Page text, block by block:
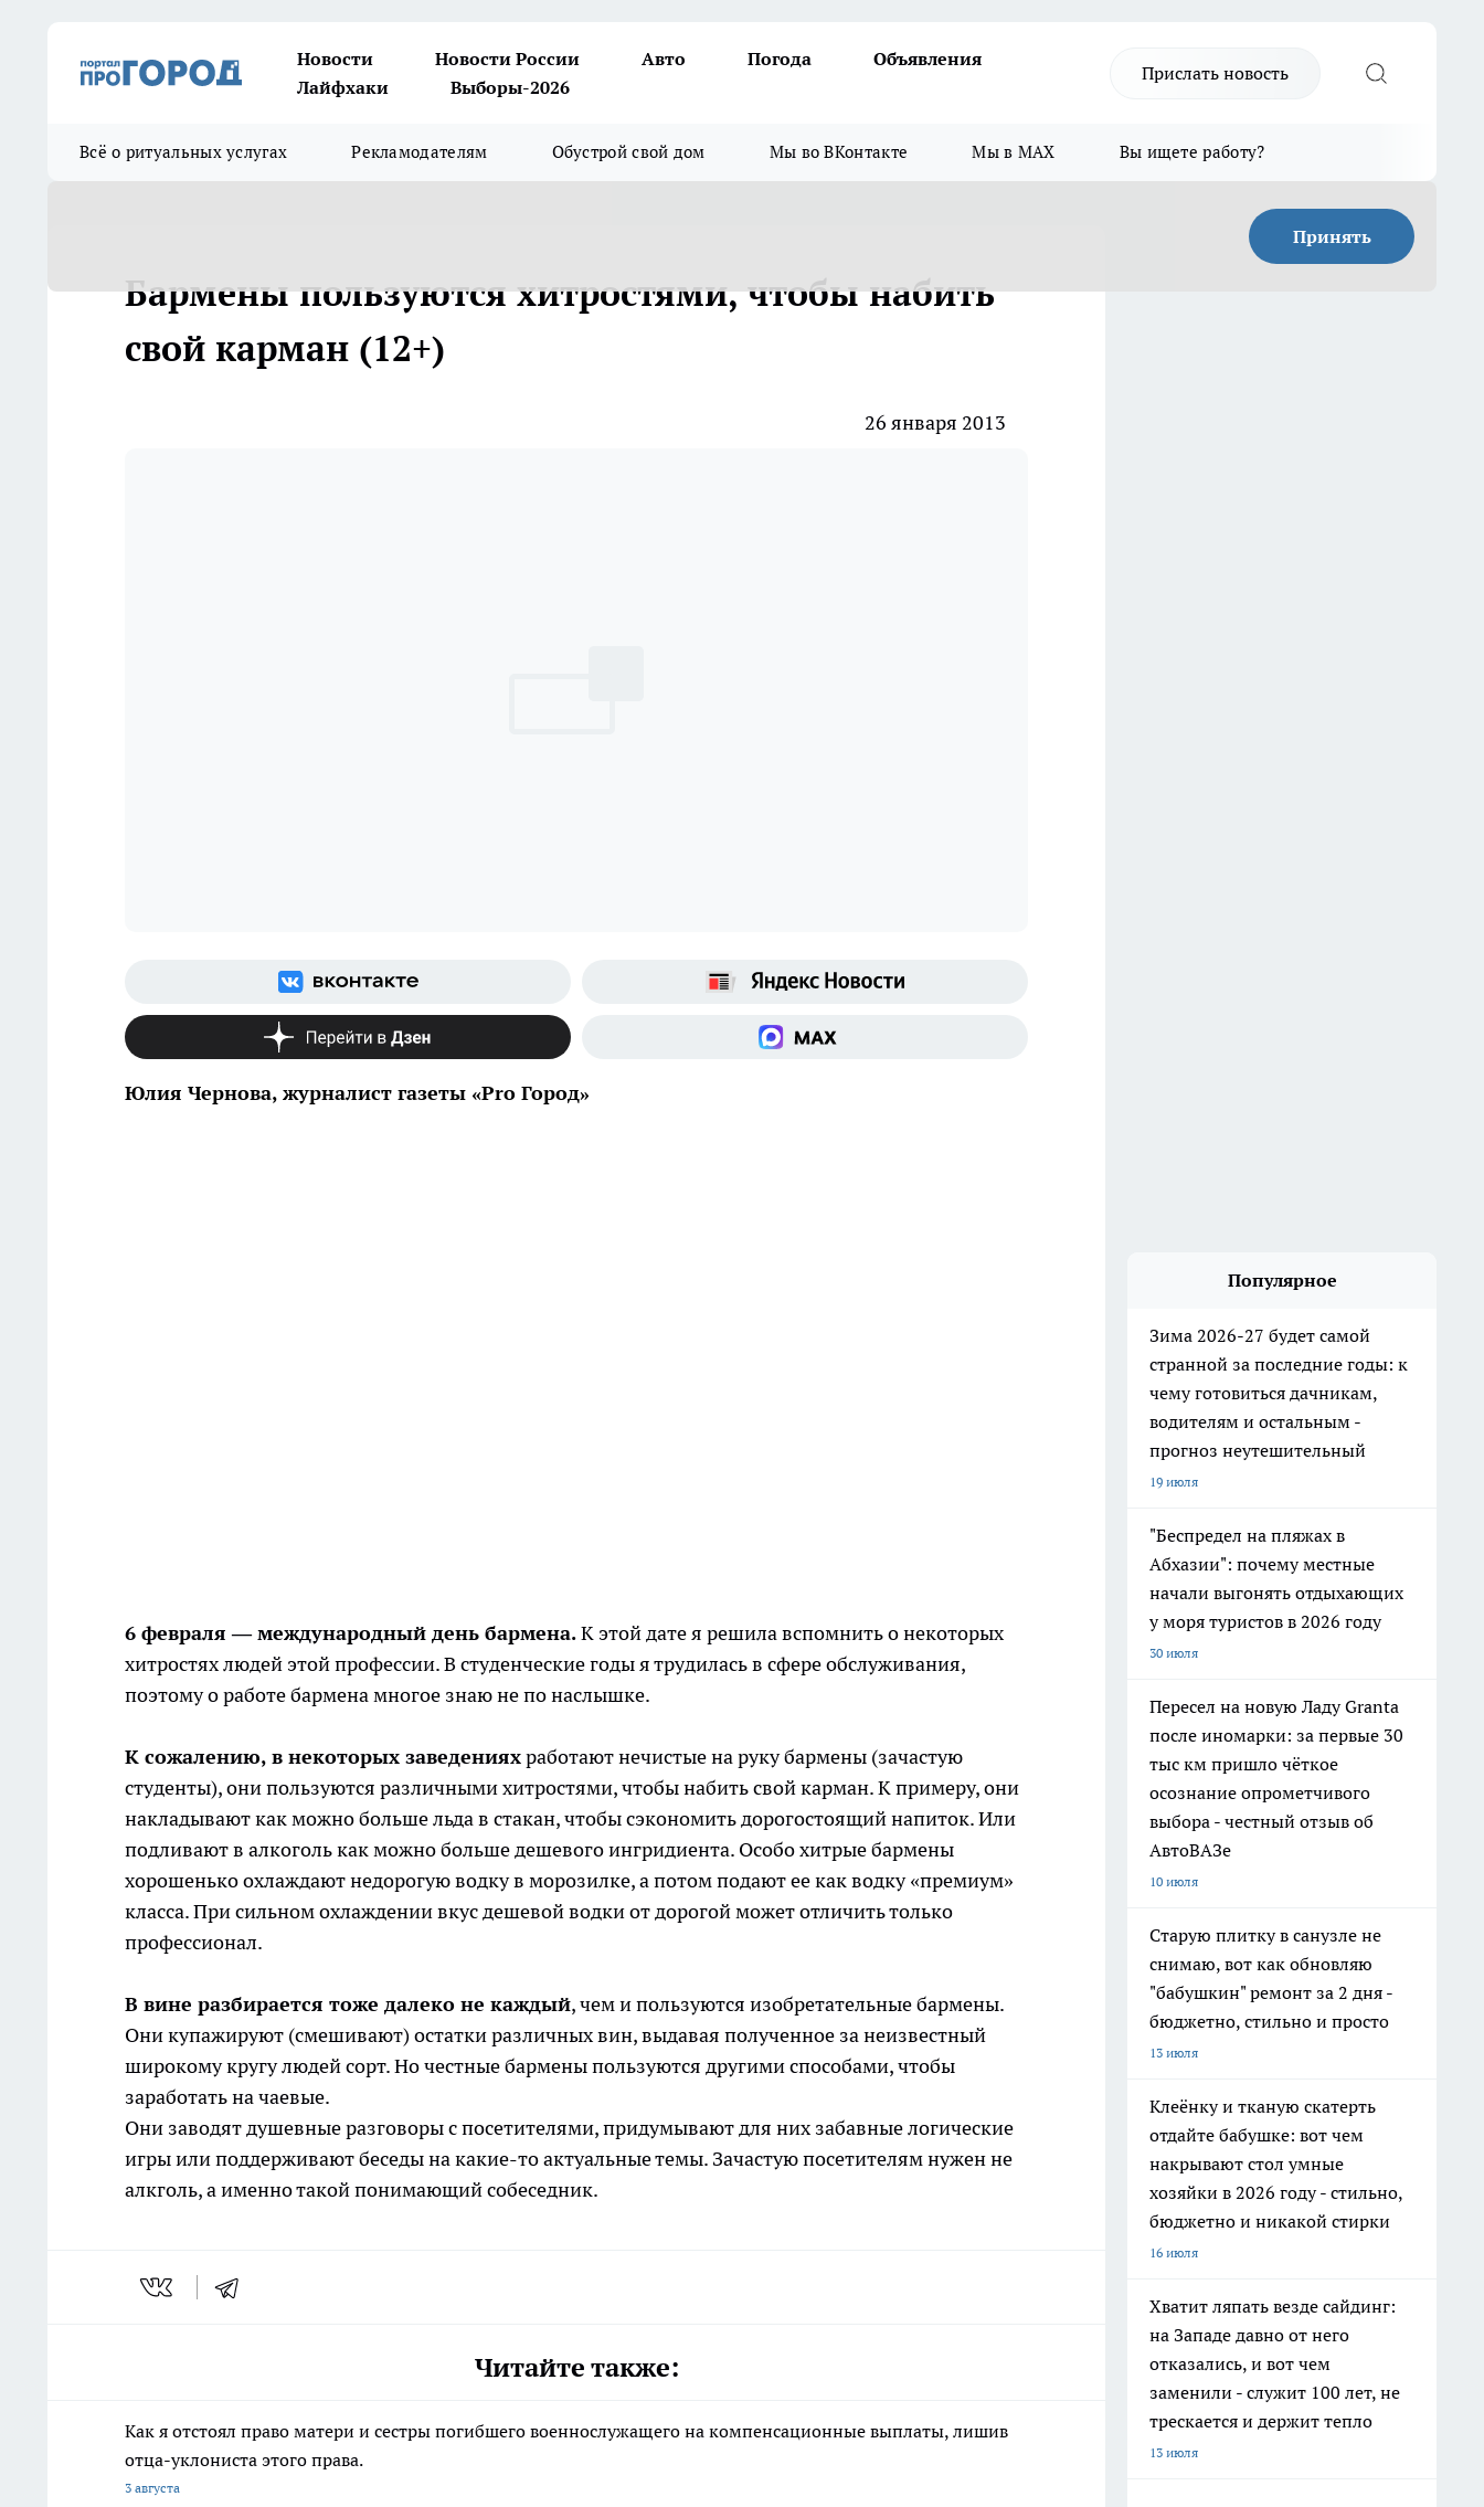
Новости Новости России Авто Погода
Объявления
Лайфхаки
Выборы-2026
Прислать новость
Всё о ритуальных услугах Рекламодателям Обустрой свой дом Мы во ВКонтакте Мы в MAX Вы ищете работу?
Принять
Бармены пользуются хитростями, чтобы набить
свой карман (12+)
26 января 2013
Юлия Чернова, журналист газеты «Pro Город»
6 февраля — международный день бармена.К этой дате я решила вспомнить о некоторых
хитростях людей этой профессии. В студенческие годы я трудилась в сфере обслуживания,
поэтому о работе бармена многое знаю не по наслышке.
К сожалению, в некоторых заведенияхработают нечистые на руку бармены (зачастую
студенты), они пользуются различными хитростями, чтобы набить свой карман. К примеру, они
накладывают как можно больше льда в стакан, чтобы сэкономить дорогостоящий напиток. Или
подливают в алкоголь как можно больше дешевого ингридиента. Особо хитрые бармены
хорошенько охлаждают недорогую водку в морозилке, а потом подают ее как водку «премиум»
класса. При сильном охлаждении вкус дешевой водки от дорогой может отличить только
профессионал.
В вине разбирается тоже далеко не каждый, чем и пользуются изобретательные бармены.
Они купажируют (смешивают) остатки различных вин, выдавая полученное за неизвестный
широкому кругу людей сорт. Но честные бармены пользуются другими способами, чтобы
заработать на чаевые.
Они заводят душевные разговоры с посетителями, придумывают для них забавные логические
игры или поддерживают беседы на какие-то актуальные темы. Зачастую посетителям нужен не
алкголь, а именно такой понимающий собеседник.
Читайте также:
Как я отстоял право матери и сестры погибшего военнослужащего на компенсационные выплаты, лишив
отца-уклониста этого права.
3 августа
Популярное
Зима 2026-27 будет самой
странной за последние годы: к
чему готовиться дачникам,
водителям и остальным -
прогноз неутешительный
19 июля
"Беспредел на пляжах в
Абхазии": почему местные
начали выгонять отдыхающих
у моря туристов в 2026 году
30 июля
Пересел на новую Ладу Granta
после иномарки: за первые 30
тыс км пришло чёткое
осознание опрометчивого
выбора - честный отзыв об
АвтоВАЗе
10 июля
Старую плитку в санузле не
снимаю, вот как обновляю
"бабушкин" ремонт за 2 дня -
бюджетно, стильно и просто
13 июля
Клеёнку и тканую скатерть
отдайте бабушке: вот чем
накрывают стол умные
хозяйки в 2026 году - стильно,
бюджетно и никакой стирки
16 июля
Хватит ляпать везде сайдинг:
на Западе давно от него
отказались, и вот чем
заменили - служит 100 лет, не
трескается и держит тепло
13 июля